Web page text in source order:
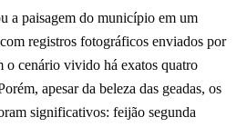
a paisagem do município em um
registros fotográficos enviados por
o cenário vivido há exatos quatro
apesar da beleza das geadas, os
significativos: feijão segunda